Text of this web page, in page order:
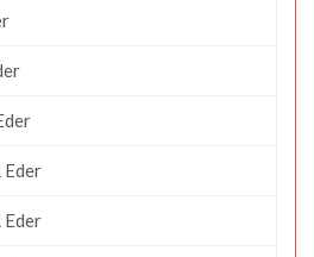
Eder
Eder